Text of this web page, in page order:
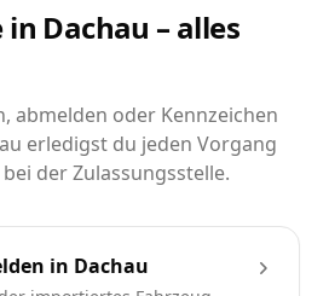
Dachau – alles
abmelden oder Kennzeichen
erledigst du jeden Vorgang
der Zulassungsstelle.
in Dachau